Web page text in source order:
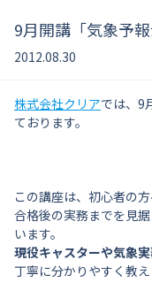
9月開講「気象予
2012.08.30
株式会社クリアでは、9
ております。
この講座は、初心者の方
合格後の実務までを見
います。
現役キャスターや気象
丁寧に分かりやすく教え